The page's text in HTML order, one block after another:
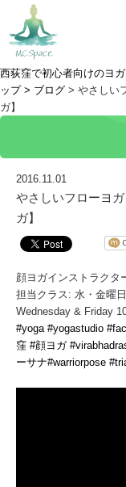
西荻窪で初心者向けのヨ
ップ > ブログ > やさし
ガ】
2016.11.01
やさしいフローヨ
ガ】
顔ヨガインストラクタ
担当クラス: 水・金曜
Wednesday & Friday
#yoga #yogastudio
窪 #顔ヨガ
ーサナ#warriorpose